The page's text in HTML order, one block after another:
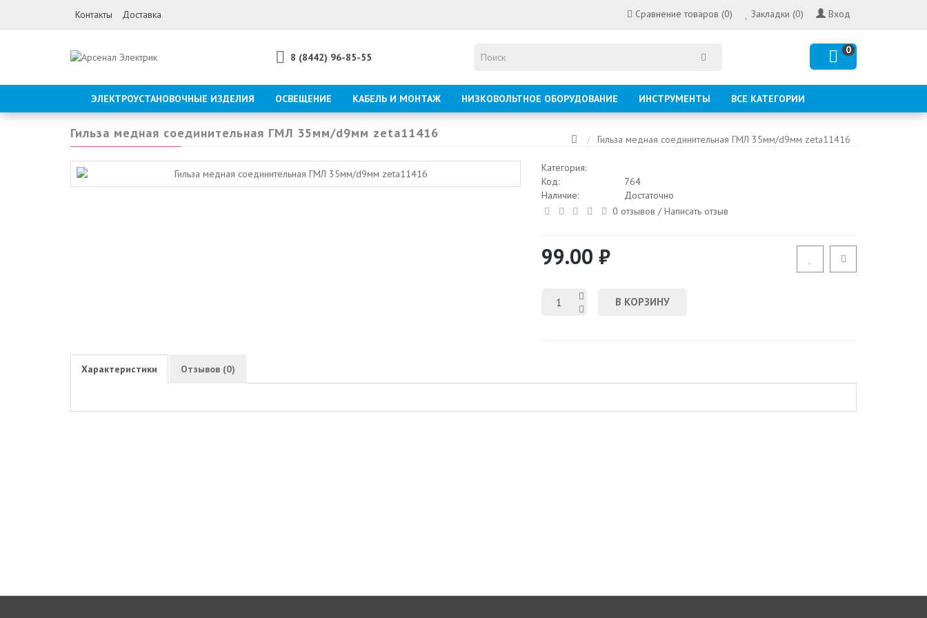
Контакты Доставка Вход
Закладки (0)
Сравнение товаров (0)
8 (8442) 96-85-55
0
ЭЛЕКТРОУСТАНОВОЧНЫЕ ИЗДЕЛИЯ ОСВЕЩЕНИЕ КАБЕЛЬ И МОНТАЖ НИЗКОВОЛЬТНОЕ ОБОРУДОВАНИЕ ИНСТРУМЕНТЫ ВСЕ КАТЕГОРИИ
Гильза медная соединительная ГМЛ 35мм/d9мм zeta11416
Гильза медная соединительная ГМЛ 35мм/d9мм zeta11416
Категория:
Код:
764
Наличие:
Достаточно
0 отзывов /Написать отзыв
99.00 ₽
В КОРЗИНУ
Характеристики Отзывов (0)